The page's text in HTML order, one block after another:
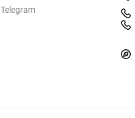
Telegram